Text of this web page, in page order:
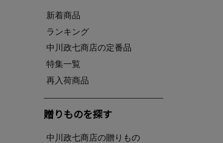
新着商品
ランキング
中川政七商店の定番品
特集一覧
再入荷商品
贈りものを探す
中川政七商店の贈りもの